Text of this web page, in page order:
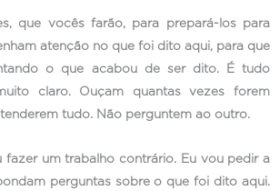
que vocês farão, para prepará-los para
atenção no que foi dito aqui, para que
o que acabou de ser dito. É tudo
claro. Ouçam quantas vezes forem
tudo. Não perguntem ao outro.
fazer um trabalho contrário. Eu vou pedir a
perguntas sobre o que foi dito aqui.